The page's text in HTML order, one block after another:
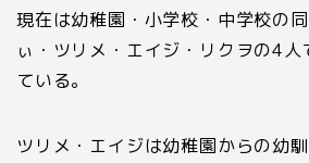
現在は幼稚園・小学校・中学校の
ぃ・ツリメ・エイジ・リクヲの4人
ている。
ツリメ・エイジは幼稚園からの幼